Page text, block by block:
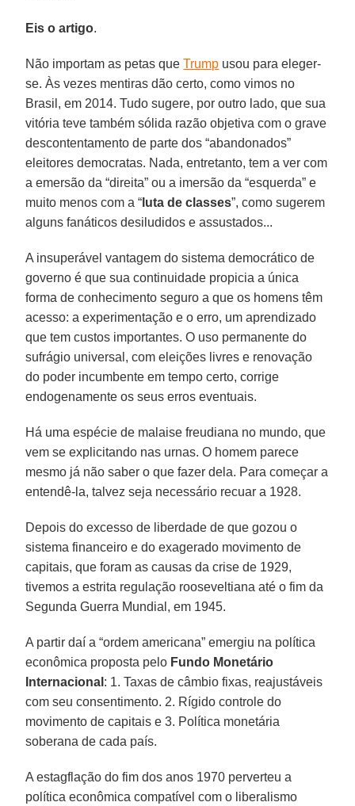
Eis o artigo.
Não importam as petas queTrump usou para eleger-
se. Às vezes mentiras dão certo, como vimos no
Brasil, em 2014. Tudo sugere, por outro lado, que sua
vitória teve também sólida razão objetiva com o grave
descontentamento de parte dos “abandonados”
eleitores democratas. Nada, entretanto, tem a ver com
a emersão da “direita” ou a imersão da “esquerda” e
muito menos com a “ luta de classes”, como sugerem
alguns fanáticos desiludidos e assustados...
A insuperável vantagem do sistema democrático de
governo é que sua continuidade propicia a única
forma de conhecimento seguro a que os homens têm
acesso: a experimentação e o erro, um aprendizado
que tem custos importantes. O uso permanente do
sufrágio universal, com eleições livres e renovação
do poder incumbente em tempo certo, corrige
endogenamente os seus erros eventuais.
Há uma espécie de malaise freudiana no mundo, que
vem se explicitando nas urnas. O homem parece
mesmo já não saber o que fazer dela. Para começar a
entendê-la, talvez seja necessário recuar a 1928.
Depois do excesso de liberdade de que gozou o
sistema financeiro e do exagerado movimento de
capitais, que foram as causas da crise de 1929,
tivemos a estrita regulação rooseveltiana até o fim da
Segunda Guerra Mundial, em 1945.
A partir daí a “ordem americana” emergiu na política
econômica proposta pelo Fundo Monetário
Internacional : 1. Taxas de câmbio fixas, reajustáveis
com seu consentimento. 2. Rígido controle do
movimento de capitais e 3. Política monetária
soberana de cada país.
A estagflação do fim dos anos 1970 perverteu a
política econômica compatível com o liberalismo